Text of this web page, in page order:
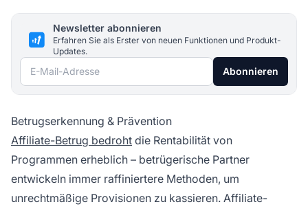
Newsletter abonnieren
Erfahren Sie als Erster von neuen Funktionen und Produkt-
Updates.
E-Mail-Adresse Abonnieren
Betrugserkennung & Prävention
Affiliate-Betrug bedroht die Rentabilität von
Programmen erheblich – betrügerische Partner
entwickeln immer raffiniertere Methoden, um
unrechtmäßige Provisionen zu kassieren. Affiliate-